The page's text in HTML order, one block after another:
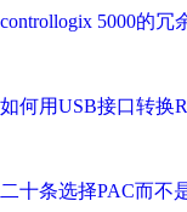
controllogix 5000的冗
如何用USB接口转换
二十条选择PAC而不